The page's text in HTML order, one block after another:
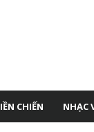
CHIẾN NHẠC